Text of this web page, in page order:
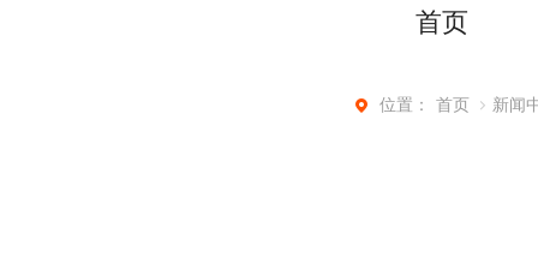
首页
位置： 首页 新闻